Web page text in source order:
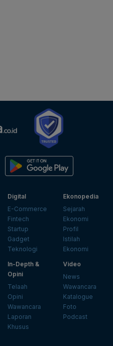
Digital
E-Commerce
Fintech
Startup
Gadget
Teknologi
Ekonopedia
Sejarah
Ekonomi
Profil
Istilah
Ekonomi
In-Depth &
Opini
Telaah
Opini
Wawancara
Laporan
Khusus
Video
News
Wawancara
Katalogue
Foto
Podcast